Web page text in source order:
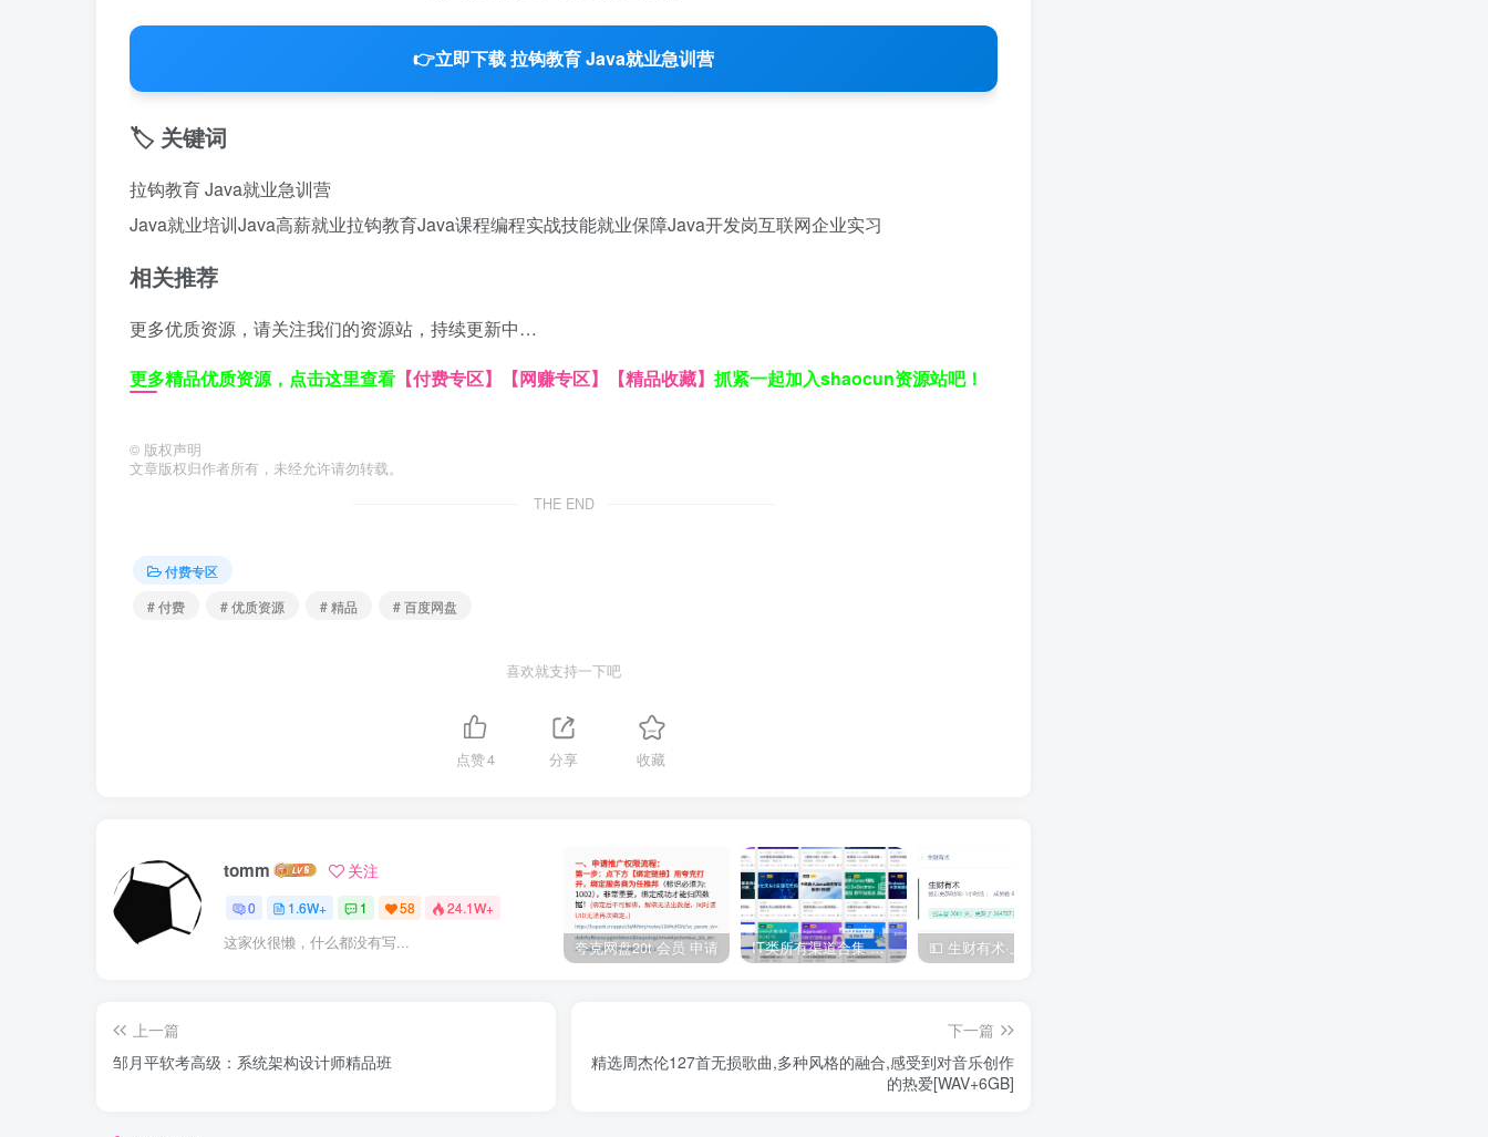
👉立即下载 拉钩教育 Java就业急训营
🏷️ 关键词
拉钩教育 Java就业急训营
Java就业培训Java高薪就业拉钩教育Java课程编程实战技能就业保障Java开发岗互联网企业实习
相关推荐
更多优质资源，请关注我们的资源站，持续更新中…
更多精品优质资源，点击这里查看 【付费专区】 【网赚专区】 【精品收藏】 抓紧一起加入shaocun资源站吧！
© 版权声明
文章版权归作者所有，未经允许请勿转载。
THE END
付费专区
# 付费
# 优质资源 # 精品 # 百度网盘
喜欢就支持一下吧
点赞4 分享 收藏
tomm 关注
0 1.6W+ 1 58 24.1W+
这家伙很懒，什么都没有写... 夸克网盘20t 会员 申请 IT类所有渠道合集 持续日更，目前近四千多条资源 年费用户微信私信获取权限
上一篇
邹月平软考高级：系统架构设计师精品班
下一篇
精选周杰伦127首无损歌曲,多种风格的融合,感受到对音乐创作
的热爱[WAV+6GB]